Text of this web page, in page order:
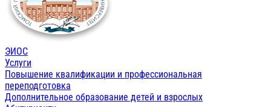
ЭИОС
Услуги
Повышение квалификации и профессиональная
переподготовка
Дополнительное образование детей и взрослых